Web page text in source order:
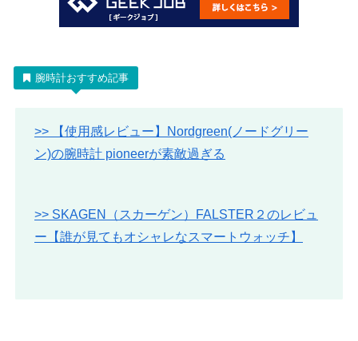
腕時計おすすめ記事
>> 【使用感レビュー】Nordgreen(ノードグリー
ン)の腕時計 pioneerが素敵過ぎる
>> SKAGEN（スカーゲン）FALSTER２のレビュ
ー【誰が見てもオシャレなスマートウォッチ】